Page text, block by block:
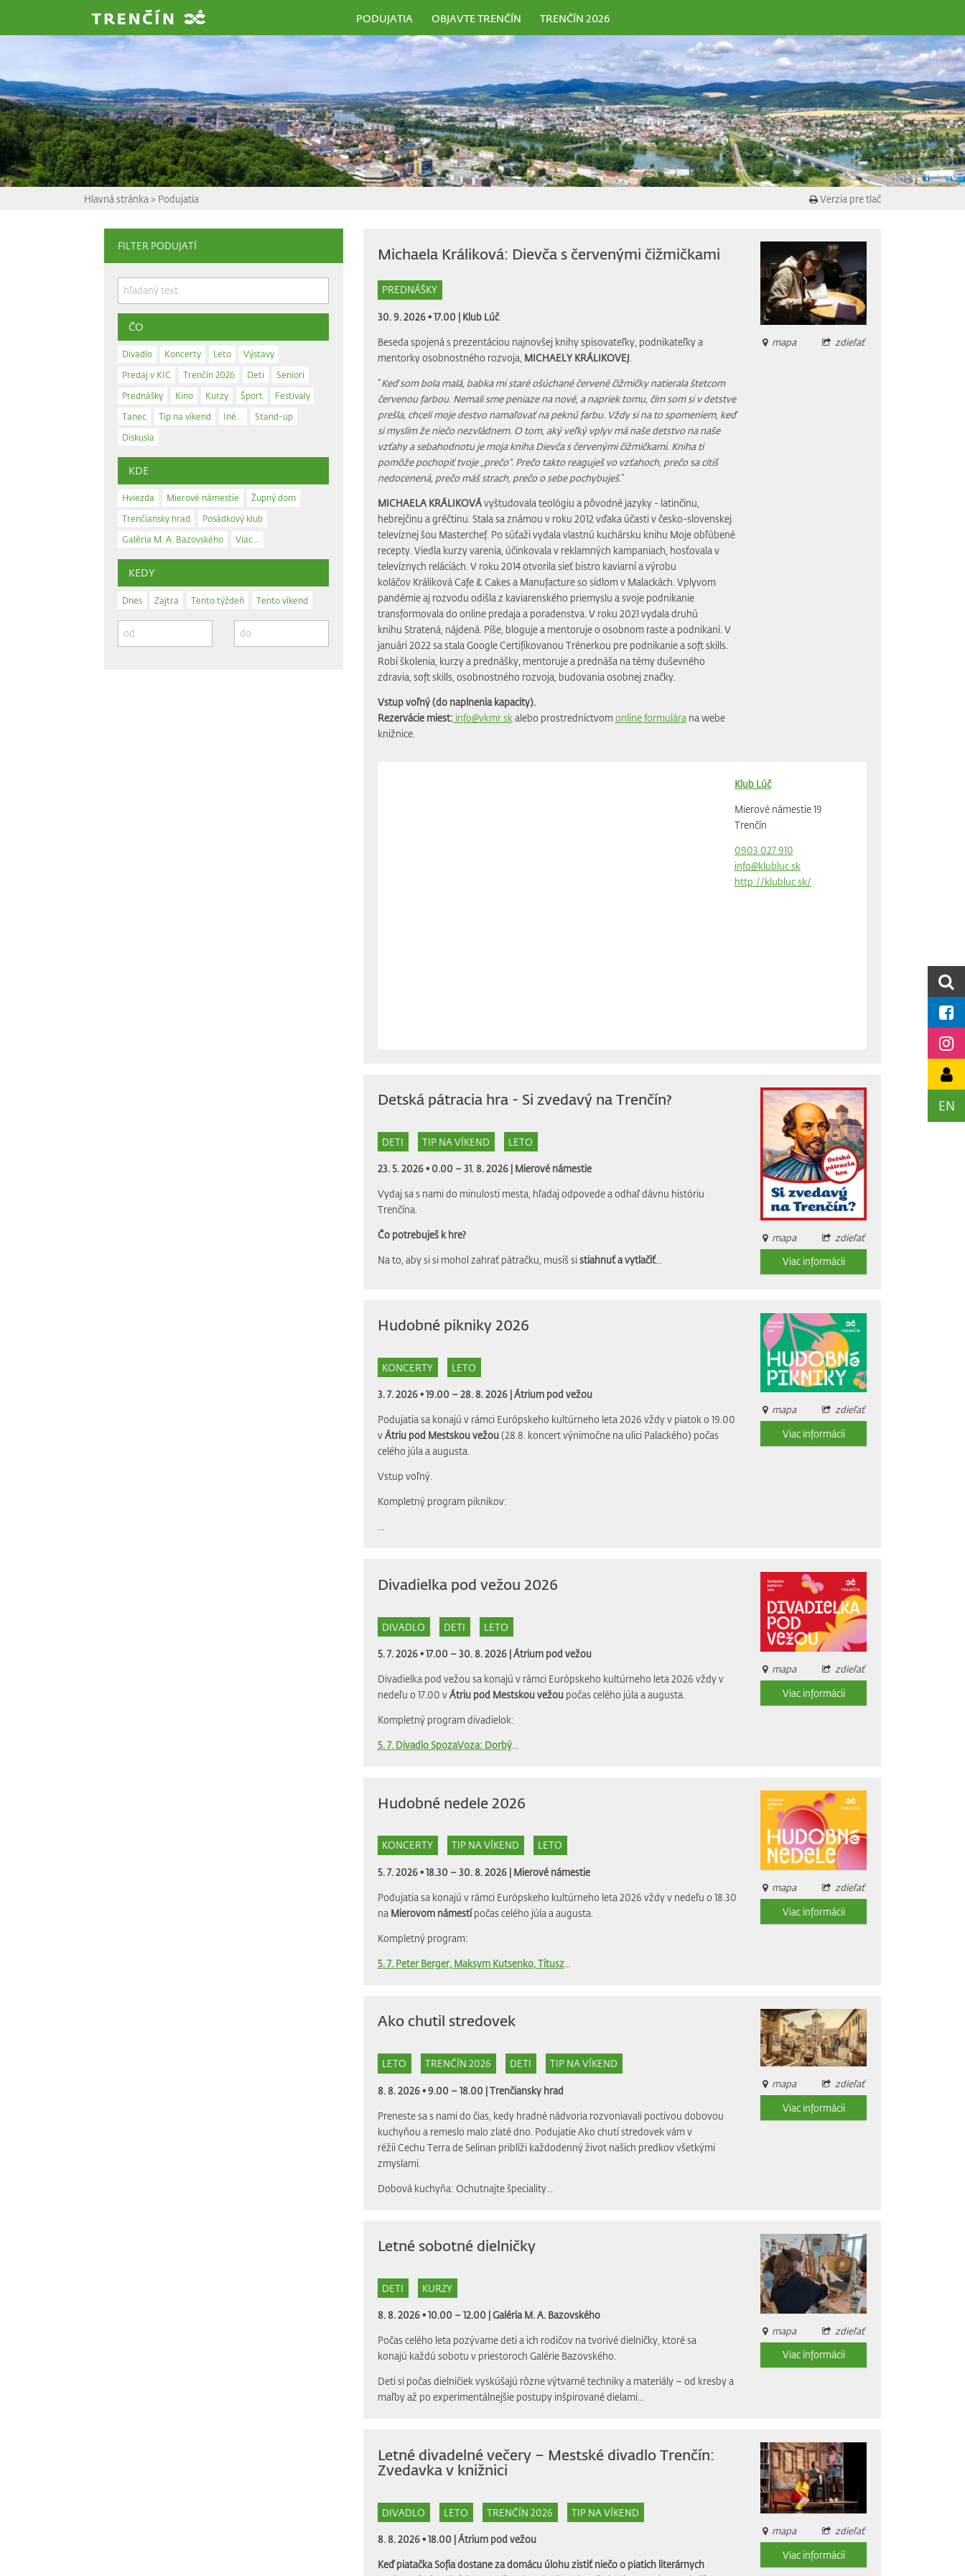
EN
PODUJATIA OBJAVTE TRENČÍN TRENČÍN 2026
Hlavná stránka > Podujatia Verzia pre tlač
FILTER PODUJATÍ
ČO
Divadlo Koncerty Leto
Výstavy
Predaj v KIC
Trenčín 2026 Deti
Seniori
Prednášky
Kino Kurzy Šport
Festivaly
Tanec
Tip na víkend Iné...
Stand-up
Diskusia
KDE
Hviezda Mierové námestie
Župný dom
Trenčiansky hrad
Posádkový klub
Galéria M. A. Bazovského
Viac...
KEDY
Dnes Zajtra Tento týždeň Tento víkend
Michaela Králiková: Dievča s červenými čižmičkami
PREDNÁŠKY
30. 9. 2026 • 17.00 | Klub Lúč
Beseda spojená s prezentáciou najnovšej knihy spisovateľky, podnikateľky a
mentorky osobnostného rozvoja, MICHAELY KRÁLIKOVEJ
"Keď som bola malá, babka mi staré ošúchané červené čižmičky natierala štetcom
červenou farbou. Nemali sme peniaze na nové, a napriek tomu, čím som si v detstve
prešla, chceli moje destvo namaľovať na peknú farbu. Vždy si na to spomeniem, keď
si myslím že niečo nezvládnem. O tom, aký veľký vplyv má naše detstvo na naše
vzťahy a sebahodnotu je moja kniha Dievča s červenými čižmičkami. Kniha ti
pomôže pochopiť tvoje „prečo“. Prečo takto reaguješ vo vzťahoch, prečo sa cítiš
nedocenená, prečo máš strach, prečo o sebe pochybuješ."
MICHAELA KRÁLIKOVÁvyštudovala teológiu a pôvodné jazyky - latinčinu,
hebrejčinu a gréčtinu. Stala sa známou v roku 2012 vďaka účasti v česko-slovenskej
televíznej šou Masterchef. Po súťaži vydala vlastnú kuchársku knihu Moje obľúbené
recepty. Viedla kurzy varenia, účinkovala v reklamných kampaniach, hosťovala v
televíznych reláciách. V roku 2014 otvorila sieť bistro kaviarní a výrobu
koláčov Králiková Cafe & Cakes a Manufacture so sídlom v Malackách. Vplyvom
pandémie aj rozvodu odišla z kaviarenského priemyslu a svoje podnikanie
transformovala do online predaja a poradenstva. V roku 2021 vydala druhú
knihu Stratená, nájdená. Píše, bloguje a mentoruje o osobnom raste a podnikaní. V
januári 2022 sa stala Google Certifikovanou Trénerkou pre podnikanie a soft skills.
Robí školenia, kurzy a prednášky, mentoruje a prednáša na témy duševného
zdravia, soft skills, osobnostného rozvoja, budovania osobnej značky.
Vstup voľný (do naplnenia kapacity).
Rezervácie miest: info@vkmr.skalebo prostredníctvom online formulára na webe
knižnice.
mapa zdieľať
Klub Lúč
Mierové námestie 19
Trenčín
0903 027 910
info@klubluc.sk
http://klubluc.sk/
Detská pátracia hra - Si zvedavý na Trenčín?
DETI TIP NA VÍKEND LETO
23. 5. 2026 • 0.00 – 31. 8. 2026 | Mierové námestie
Vydaj sa s nami do minulosti mesta, hľadaj odpovede a odhaľ dávnu históriu
Trenčína.
Čo potrebuješ k hre?
Na to, aby si si mohol zahrať pátračku, musíš sistiahnuť a vytlačiť...
mapa
zdieľať
Viac informácii
Hudobné pikniky 2026
KONCERTY LETO
3. 7. 2026 • 19.00 – 28. 8. 2026 |Átrium pod vežou
Podujatia sa konajú v rámci Európskeho kultúrneho leta 2026 vždy v piatok o 19.00
vÁtriu pod Mestskou vežou(28.8. koncert výnimočne na ulici Palackého) počas
celého júla a augusta.
Vstup voľný.
Kompletný program piknikov:
mapa
zdieľať
Viac informácii
Divadielka pod vežou 2026
DIVADLO DETI LETO
5. 7. 2026 • 17.00 – 30. 8. 2026 |Átrium pod vežou
Divadielka pod vežou sa konajú v rámci Európskeho kultúrneho leta 2026 vždy v
nedeľu o 17.00 vÁtriu pod Mestskou vežoupočas celého júla a augusta.
Kompletný program divadielok:
5. 7. Divadlo SpozaVoza: Dorbý...
mapa
zdieľať
Viac informácii
Hudobné nedele 2026
KONCERTY TIP NA VÍKEND LETO
5. 7. 2026 • 18.30 – 30. 8. 2026 | Mierové námestie
Podujatia sa konajú v rámci Európskeho kultúrneho leta 2026 vždy v nedeľu o 18.30
na Mierovom námestípočas celého júla a augusta.
Kompletný program:
5. 7. Peter Berger, Maksym Kutsenko, Titusz...
mapa
zdieľať
Viac informácii
Ako chutil stredovek
LETO TRENČÍN 2026 DETI TIP NA VÍKEND
8. 8. 2026 • 9.00 – 18.00 |Trenčiansky hrad
Preneste sa s nami do čias, kedy hradné nádvoria rozvoniavali poctivou dobovou
kuchyňou a remeslo malo zlaté dno. Podujatie Ako chutí stredovek vám v
réžii Cechu Terra de Selinan priblíži každodenný život našich predkov všetkými
zmyslami.
Dobová kuchyňa: Ochutnajte špeciality...
mapa
zdieľať
Viac informácii
Letné sobotné dielničky
DETI KURZY
8. 8. 2026 • 10.00 – 12.00 |Galéria M. A. Bazovského
Počas celého leta pozývame deti a ich rodičov na tvorivé dielničky, ktoré sa
konajú každú sobotu v priestoroch Galérie Bazovského.
Deti si počas dielničiek vyskúšajú rôzne výtvarné techniky a materiály – od kresby a
maľby až po experimentálnejšie postupy inšpirované dielami...
mapa
zdieľať
Viac informácii
Letné divadelné večery – Mestské divadlo Trenčín:
Zvedavka v knižnici
DIVADLO LETO TRENČÍN 2026 TIP NA VÍKEND
8. 8. 2026 • 18.00 |Átrium pod vežou
Keď piatačka Sofia dostane za domácu úlohu zistiť niečo o piatich literárnych
mapa
zdieľať
Viac informácii